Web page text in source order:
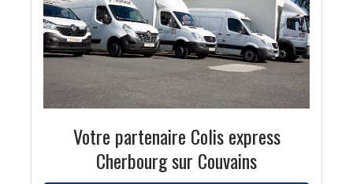
Votre partenaire Colis express
Cherbourg sur Couvains